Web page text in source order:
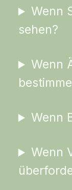
Wenn
sehen?
Wenn
Wenn
Wenn